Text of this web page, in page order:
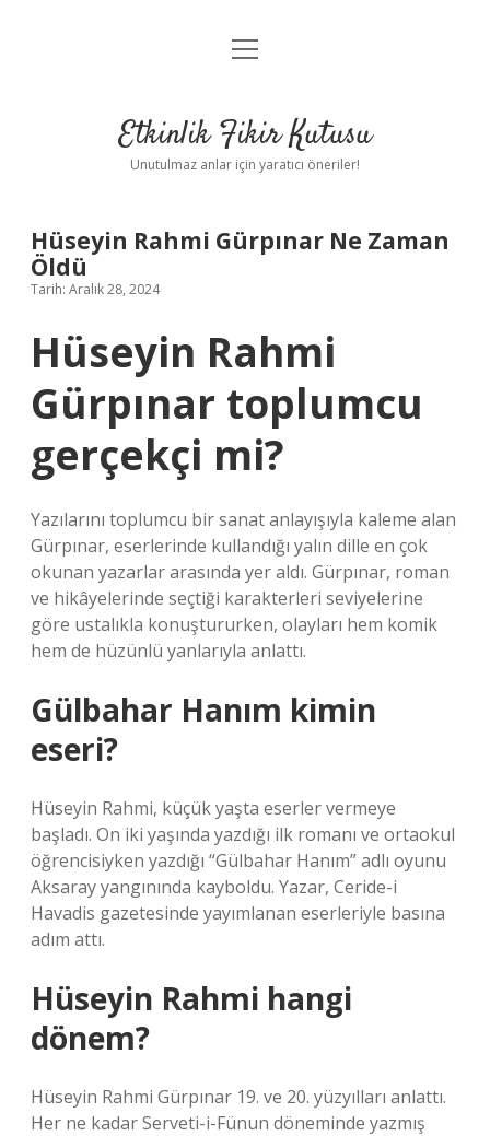
Anasayfa
Yasal Uyarı
menüyü
Etkinlik Fikir Kutusu
Unutulmaz anlar için yaratıcı öneriler!
Hüseyin Rahmi Gürpınar Ne Zaman
Öldü
Tarih: Aralık 28, 2024
Hüseyin Rahmi
Gürpınar toplumcu
gerçekçi mi?
Yazılarını toplumcu bir sanat anlayışıyla kaleme alan
Gürpınar, eserlerinde kullandığı yalın dille en çok
okunan yazarlar arasında yer aldı. Gürpınar, roman
ve hikâyelerinde seçtiği karakterleri seviyelerine
göre ustalıkla konuştururken, olayları hem komik
hem de hüzünlü yanlarıyla anlattı.
Gülbahar Hanım kimin
eseri?
Hüseyin Rahmi, küçük yaşta eserler vermeye
başladı. On iki yaşında yazdığı ilk romanı ve ortaokul
öğrencisiyken yazdığı “Gülbahar Hanım” adlı oyunu
Aksaray yangınında kayboldu. Yazar, Ceride-i
Havadis gazetesinde yayımlanan eserleriyle basına
adım attı.
Hüseyin Rahmi hangi
dönem?
Hüseyin Rahmi Gürpınar 19. ve 20. yüzyılları anlattı.
Her ne kadar Serveti-i-Fünun döneminde yazmış